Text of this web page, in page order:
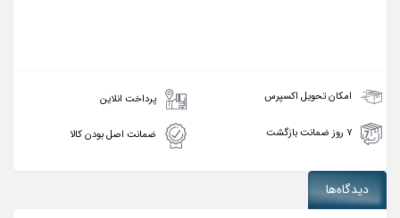
امکان تحویل اکسپرس پرداخت انلاین
۷ روز ضمانت بازگشت ضمانت اصل بودن کالا
دیدگاه‌ها